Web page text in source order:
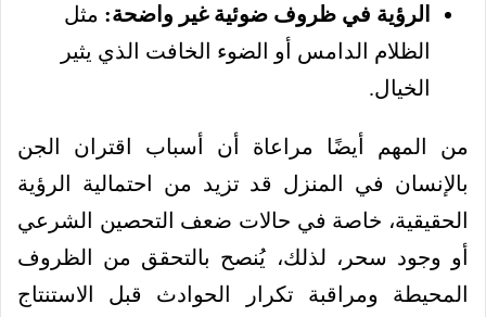
الرؤية في ظروف ضوئية غير واضحة: مثل
الظلام الدامس أو الضوء الخافت الذي يثير
الخيال.
من المهم أيضًا مراعاة أن أسباب اقتران الجن
بالإنسان في المنزل قد تزيد من احتمالية الرؤية
الحقيقية، خاصة في حالات ضعف التحصين الشرعي
أو وجود سحر، لذلك، يُنصح بالتحقق من الظروف
المحيطة ومراقبة تكرار الحوادث قبل الاستنتاج